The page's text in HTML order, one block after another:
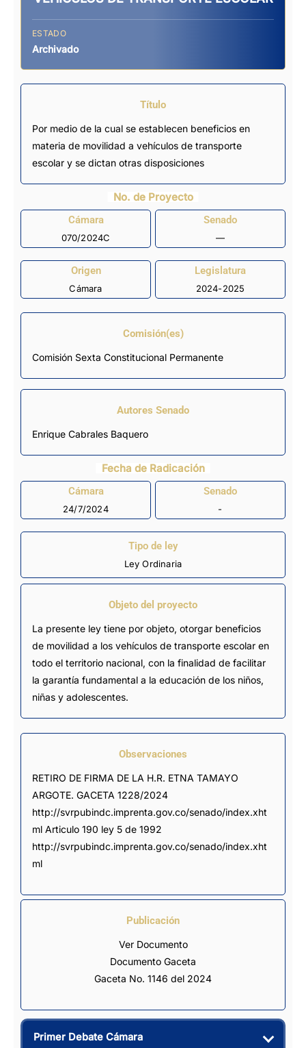
ESTADO
Archivado
Título
Por medio de la cual se establecen beneficios en
materia de movilidad a vehículos de transporte
escolar y se dictan otras disposiciones
No. de Proyecto
Cámara
070/2024C
Senado
—
Origen
Cámara
Legislatura
2024-2025
Comisión(es)
Comisión Sexta Constitucional Permanente
Autores Senado
Enrique Cabrales Baquero
Fecha de Radicación
Cámara
24/7/2024
Senado
-
Tipo de ley
Ley Ordinaria
Objeto del proyecto
La presente ley tiene por objeto, otorgar beneficios
de movilidad a los vehículos de transporte escolar en
todo el territorio nacional, con la finalidad de facilitar
la garantía fundamental a la educación de los niños,
niñas y adolescentes.
Observaciones
RETIRO DE FIRMA DE LA H.R. ETNA TAMAYO
ARGOTE. GACETA 1228/2024
http://svrpubindc.imprenta.gov.co/senado/index.xht
ml Articulo 190 ley 5 de 1992
http://svrpubindc.imprenta.gov.co/senado/index.xht
ml
Publicación
Ver Documento
Documento Gaceta
Gaceta No. 1146 del 2024
Primer Debate Cámara